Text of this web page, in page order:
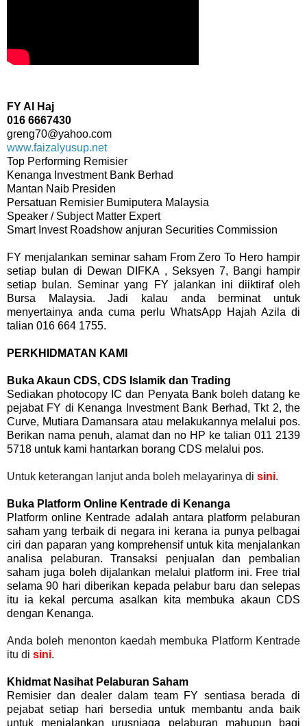
FY Al Haj
016 6667430
greng70@yahoo.com
www.faizalyusup.net
Top Performing Remisier
Kenanga Investment Bank Berhad
Mantan Naib Presiden
Persatuan Remisier Bumiputera Malaysia
Speaker / Subject Matter Expert
Smart Invest Roadshow anjuran Securities Commission
FY menjalankan seminar saham From Zero To Hero hampir
setiap bulan di Dewan DIFKA , Seksyen 7, Bangi hampir
setiap bulan. Seminar yang FY jalankan ini diiktiraf oleh
Bursa Malaysia. Jadi kalau anda berminat untuk
menyertainya anda cuma perlu WhatsApp Hajah Azila di
talian 016 664 1755.
PERKHIDMATAN KAMI
Buka Akaun CDS, CDS Islamik dan Trading
Sediakan photocopy IC dan Penyata Bank boleh datang ke
pejabat FY di Kenanga Investment Bank Berhad, Tkt 2, the
Curve, Mutiara Damansara atau melakukannya melalui pos.
Berikan nama penuh, alamat dan no HP ke talian 011 2139
5718 untuk kami hantarkan borang CDS melalui pos.
Untuk keterangan lanjut anda boleh melayarinya di sini.
Buka Platform Online Kentrade di Kenanga
Platform online Kentrade adalah antara platform pelaburan
saham yang terbaik di negara ini kerana ia punya pelbagai
ciri dan paparan yang komprehensif untuk kita menjalankan
analisa pelaburan. Transaksi penjualan dan pembalian
saham juga boleh dijalankan melalui platform ini. Free trial
selama 90 hari diberikan kepada pelabur baru dan selepas
itu ia kekal percuma asalkan kita membuka akaun CDS
dengan Kenanga.
Anda boleh menonton kaedah membuka Platform Kentrade
itu di sini.
Khidmat Nasihat Pelaburan Saham
Remisier dan dealer dalam team FY sentiasa berada di
pejabat setiap hari bersedia untuk membantu anda baik
untuk menjalankan urusniaga pelaburan mahupun bagi